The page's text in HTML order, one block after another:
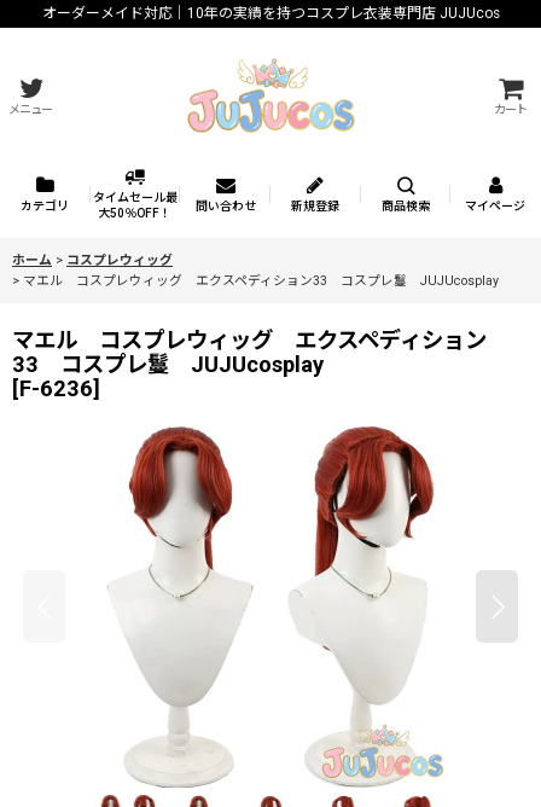
オーダーメイド対応｜10年の実績を持つコスプレ衣装専門店 JUJUcos
メニュー カート
カテゴリ
タイムセール最
大50％OFF！
問い合わせ 新規登録 商品検索 マイページ
ホーム > コスプレウィッグ
> マエル コスプレウィッグ エクスペディション33 コスプレ鬘 JUJUcosplay
マエル コスプレウィッグ エクスペディション
33 コスプレ鬘 JUJUcosplay
[F-6236]